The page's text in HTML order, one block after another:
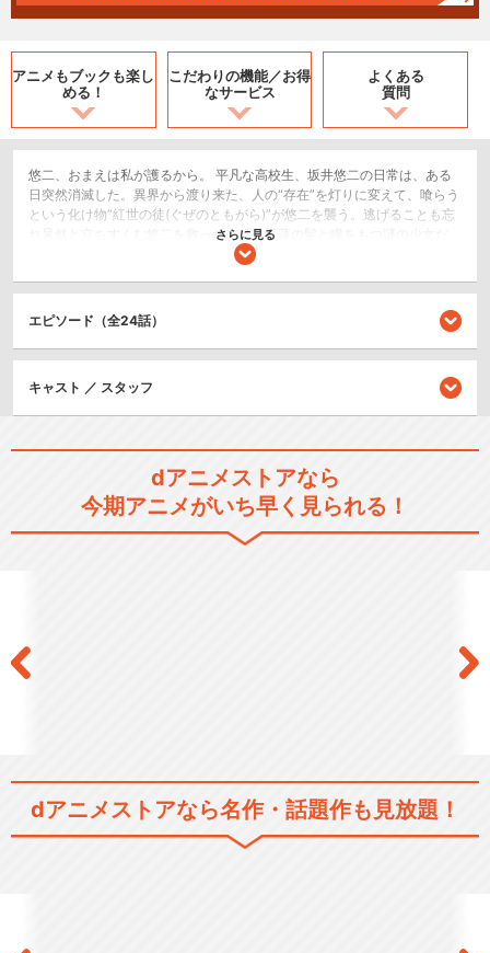
アニメもブックも楽し
める！
こだわりの機能／お得
なサービス
よくある
質問
悠二、おまえは私が護るから。 平凡な高校生、坂井悠二の日常は、ある
日突然消滅した。異界から渡り来た、人の“存在”を灯りに変えて、喰らう
という化け物“紅世の徒(ぐぜのともがら)”が悠二を襲う。逃げることも忘
れ呆然と立ちすくむ悠二を救ったのは、紅蓮の髪と瞳をもつ謎の少女だ
った。そして──その少女は、悠二にこう告げた。｢おまえはもう【存
恋愛/ラブコメ
シリーズ／関連のアニメ作品
灼眼のシャナ SP｢恋と温泉の
校外学習!｣
さらに見る
エピソード（全24話）
キャスト ／ スタッフ
dアニメストアなら
今期アニメがいち早く見られる！
dアニメストアなら名作・話題作も見放題！